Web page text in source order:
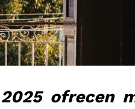
ofrecen